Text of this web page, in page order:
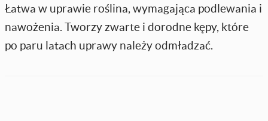
Łatwa w uprawie roślina, wymagająca podlewania i
nawożenia. Tworzy zwarte i dorodne kępy, które
po paru latach uprawy należy odmładzać.